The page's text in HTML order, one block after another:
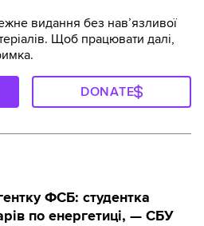
видання без навʼязливої
Щоб працювати далі,
DONATE
ФСБ: студентка
по енергетиці, — СБУ